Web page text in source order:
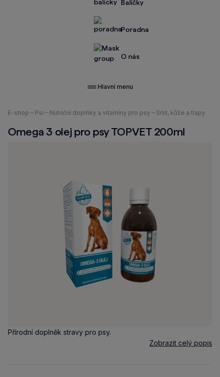
Balíčky
Poradna
O nás
Hlavní menu
Nacházíte
zde:
E-shop Psi Nutriční doplňky a vitamíny pro psy Srst, kůže a tlapy
Omega 3 olej pro psy TOPVET 200ml
Přírodní doplněk stravy pro psy.
Zobrazit celý popis